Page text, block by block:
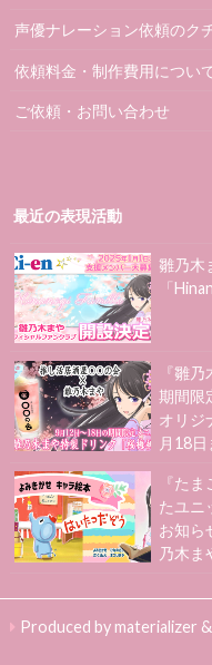
声優ナレーション依頼のク
依頼料金・制作費用につい
ご依頼・お問い合わせ
最近の表現活動
雛乃木
「
『雛
期間限
オリジ
月18
『た
たユニ
お知ら
乃木ま
Produced by materializer